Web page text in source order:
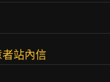
站內信